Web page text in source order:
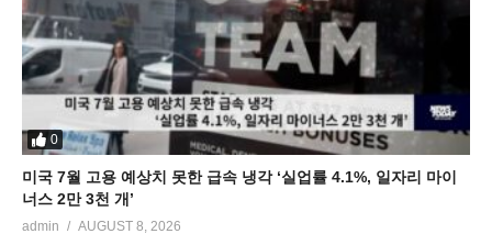
0
미국 7월 고용 예상치 못한 급속 냉각 ‘실업률 4.1%, 일자리 마이
너스 2만 3천 개’
admin AUGUST 8, 2026